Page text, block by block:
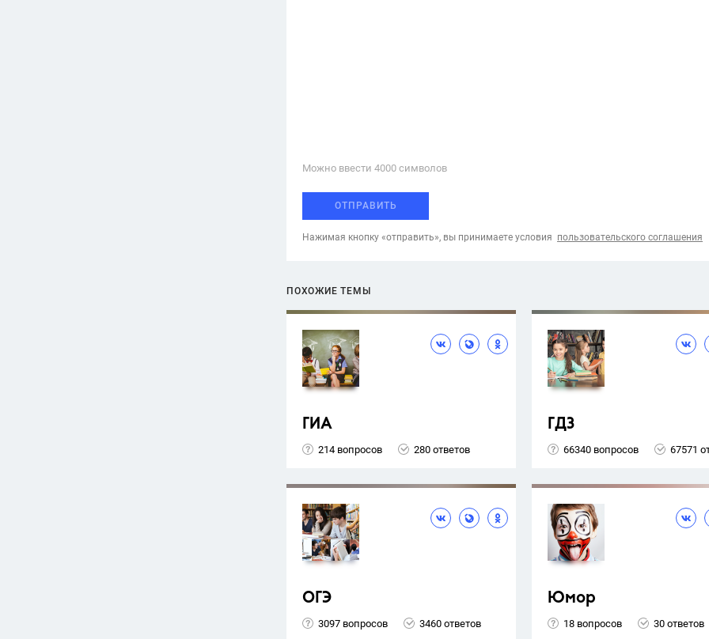
Можно ввести 4000 cимволов
ОТПРАВИТЬ
Нажимая кнопку «отправить», вы принимаете условия пользовательского соглашения
ПОХОЖИЕ ТЕМЫ
ГИА
214 вопросов 280 ответов
ГДЗ
66340 вопросов 67571
ОГЭ
3097 вопросов 3460 ответов
Юмор
18 вопросов 30 ответов